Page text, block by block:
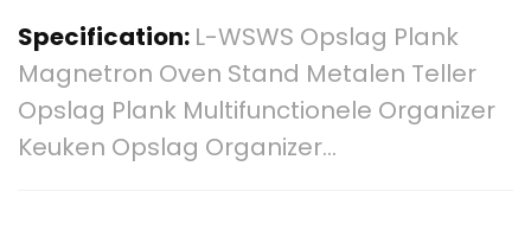
Specification: L-WSWS Opslag Plank
Magnetron Oven Stand Metalen Teller
Opslag Plank Multifunctionele Organizer
Keuken Opslag Organizer…